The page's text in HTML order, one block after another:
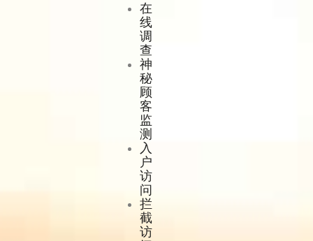
在
线
调
查
神
秘
顾
客
监
测
入
户
访
问
拦
截
访